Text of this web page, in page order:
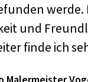
werde.
und
finde ich
Malermeister